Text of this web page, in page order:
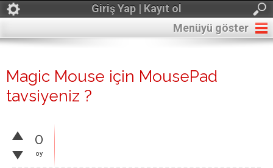
Giriş Yap | Kayıt ol
Menüyü göster
Magic Mouse için MousePad
tavsiyeniz ?
0
oy